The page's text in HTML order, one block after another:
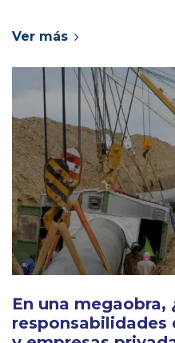
Ver más
En una megaobra,
responsabilidades